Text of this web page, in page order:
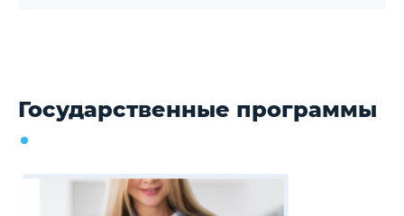
Государственные программы